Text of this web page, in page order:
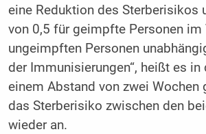
eine Reduktion des Sterberisikos
von 0,5 für geimpfte Personen im
ungeimpften Personen
der Immunisierungen“, heißt es in
einem Abstand von zwei Wochen
das Sterberisiko zwischen den
wieder an.